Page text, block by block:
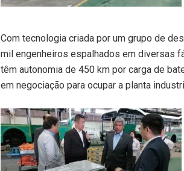
Com tecnologia criada por um grupo de
mil engenheiros espalhados em diversas
têm autonomia de 450 km por carga de
em negociação para ocupar a planta